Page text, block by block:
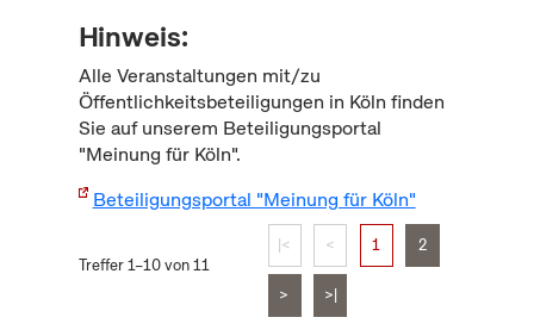
Hinweis:
Alle Veranstaltungen mit/zu
Öffentlichkeitsbeteiligungen in Köln finden
Sie auf unserem Beteiligungsportal
"Meinung für Köln".
Beteiligungsportal "Meinung für Köln"
Treffer 1–10 von 11
|< < 1 2
> >|